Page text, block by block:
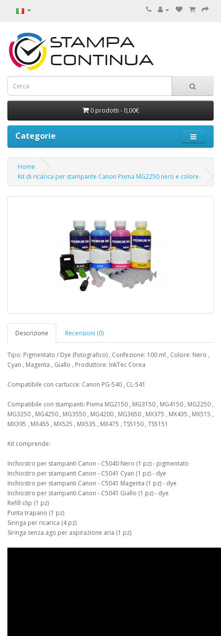
0 prodotti - 0,00€
Categorie
Home
Kit di ricarica per stampante Canon Pixma MG2250 nero e colore
Descrizione Recensioni (0)
Tipo: Pigmentato / Dye (fotografico) , Confezione: 100 ml , Colore: Nero ,
Cyan , Magenta , Giallo , Produttore: InkTec Corea
Compatibile con cartucce: Canon PG-540 , CL-541
Compatibile con stampanti: Pixma MG2150 , MG3150 , MG4150 , MG2250 ,
MG3250 , MG4250 , MG3550 , MG4200 , MG3650 , MX375 , MX435 , MX515 ,
MX395 , MX455 , MX525 , MX535 , MX475 , TS5150 , TS5151
Kit comprende:
Inchiostro per stampanti Canon - C5040 Nero (1 pz) - pigmentato
Inchiostro per stampanti Canon - C5041 Cyan (1 pz) - dye
Inchiostro per stampanti Canon - C5041 Magenta (1 pz) - dye
Inchiostro per stampanti Canon - C5041 Giallo (1 pz) - dye
Refill clip (1 pz)
Punta trapano (1 pz)
Siringa per ricarica (4 pz)
Siringa senza ago per aspirazione aria (1 pz)